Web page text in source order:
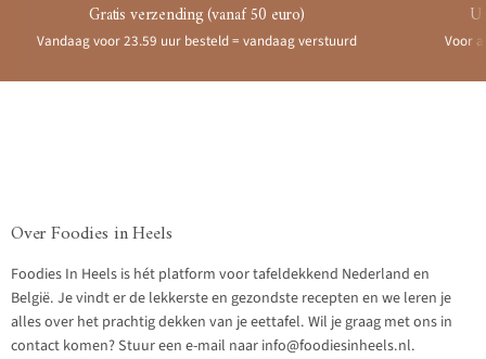
Gratis verzending (vanaf 50 euro)
Vandaag voor 23.59 uur besteld = vandaag verstuurd Voor
Over Foodies in Heels
Foodies In Heels is hét platform voor tafeldekkend Nederland en
België. Je vindt er de lekkerste en gezondste recepten en we leren je
alles over het prachtig dekken van je eettafel. Wil je graag met ons in
contact komen? Stuur een e-mail naar info@foodiesinheels.nl.